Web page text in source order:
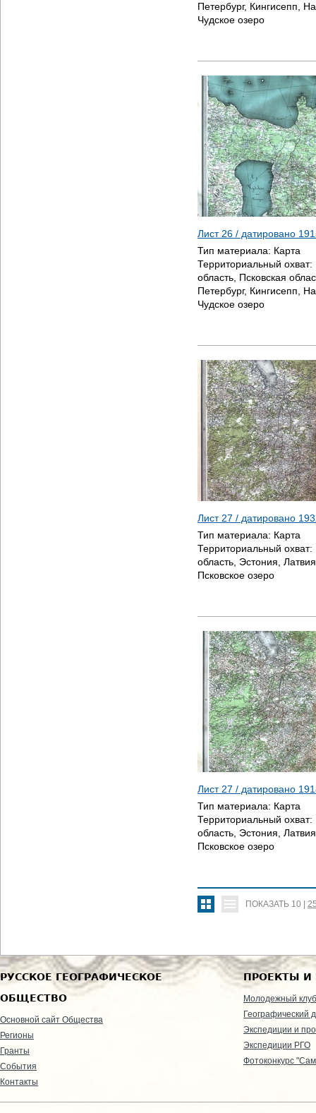
Петербург, Кингисепп,
Чудское озеро
Лист 26 / датировано
Тип материала: Карта
Территориальный охват:
область, Псковская
Петербург, Кингисепп,
Чудское озеро
Лист 27 / датировано
Тип материала: Карта
Территориальный охват:
область, Эстония,
Псковское озеро
Лист 27 / датировано
Тип материала: Карта
Территориальный охват:
область, Эстония,
Псковское озеро
ПОКАЗАТЬ 10
РУССКОЕ ГЕОГРАФИЧЕСКОЕ
ОБЩЕСТВО
Основной сайт Общества
Регионы
Гранты
События
Контакты
ПРОЕКТЫ И
Молодежный клуб
Географический
Экспедиции и
Экспедиции РГО
Фотоконкурс